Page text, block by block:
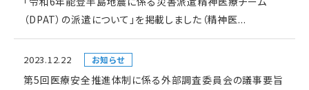
（DPAT）の派遣について」を掲載しました（精神医...
2023.12.22 お知らせ
第5回医療安全推進体制に係る外部調査委員会の議事要旨